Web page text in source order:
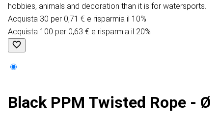
hobbies, animals and decoration than it is for watersports.
Acquista 30 per 0,71 € e risparmia il 10%
Acquista 100 per 0,63 € e risparmia il 20%
Black PPM Twisted Rope - Ø